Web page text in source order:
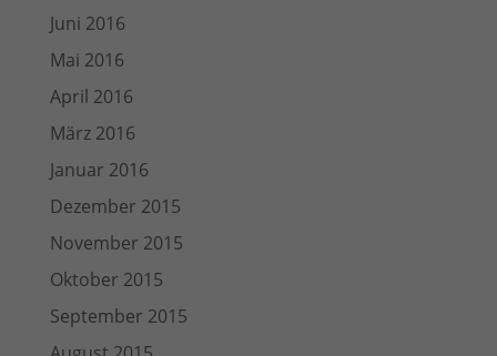
Juni 2016
Mai 2016
April 2016
März 2016
Januar 2016
Dezember 2015
November 2015
Oktober 2015
September 2015